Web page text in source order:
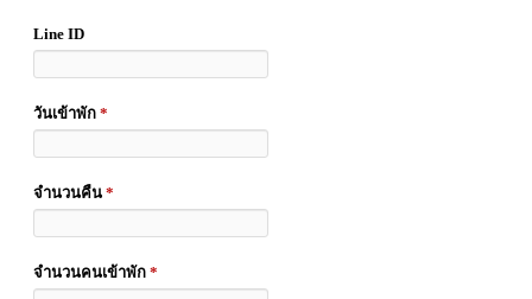
Line ID
วันเข้าพัก *
จำนวนคืน *
จำนวนคนเข้าพัก *